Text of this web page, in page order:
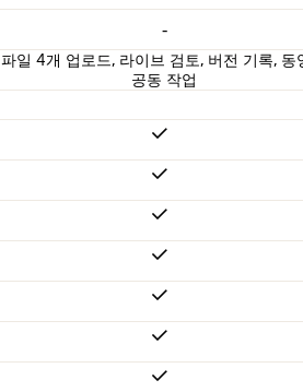
-
파일 4개 업로드, 라이브 검토, 버전 기록, 동
공동 작업